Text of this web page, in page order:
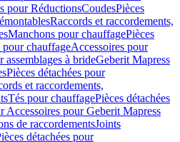
pour RéductionsCoudesPièces
Raccords et raccordements,
Manchons pour chauffagePièces
pour chauffageAccessoires pour
assemblages à brideGeberit Mapress
Pièces détachées pour
et raccordements,
Tés pour chauffagePièces détachées
Accessoires pour Geberit Mapress
de raccordementsJoints
détachées pour